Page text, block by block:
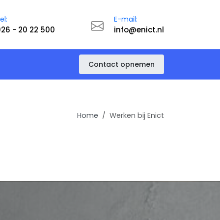
- 20 22 500
E-mail:
info@enict.nl
Contact opnemen
Home Werken bij Enict